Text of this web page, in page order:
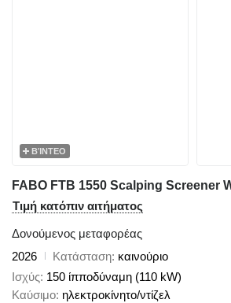
ΒΊΝΤΕΟ
FABO FTB 1550 Scalping Screener
Τιμή κατόπιν αιτήματος
Δονούμενος μεταφορέας
2026
Κατάσταση καινούριο
Ισχύς 150 ίπποδύναμη (110 kW)
Καύσιμο ηλεκτροκίνητο/ντίζελ